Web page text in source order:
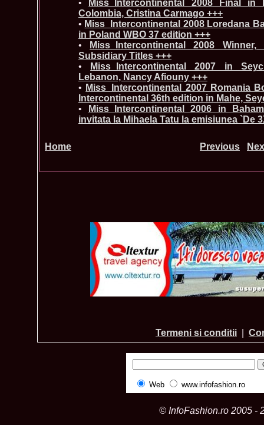
•
Miss_Intercontinental 2008 Final in
Colombia, Cristina Carmago +++
• Miss_Intercontinental 2008 Loredana
in Poland WBO 37 edition +++
•
Miss_Intercontinental 2008
Subsidiary Titles +++
•
Miss_Intercontinental 2007 in
Lebanon, Nancy Afiouny +++
• Miss_Intercontinental 2007 Romania
Intercontinental 36th edition in Mahe,
•
Miss_Intercontinental 2006 in
invitata la Mihaela Tatu la emisiunea `De
Home Previous
Termeni si conditii
Web www.infofashion.ro
© InfoFashion.ro 2005 -